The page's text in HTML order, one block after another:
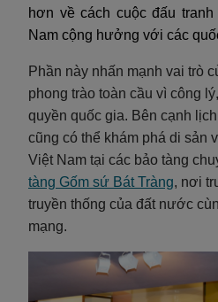
hơn về cách cuộc đấu
Nam cộng hưởng với các
Phần này nhấn mạnh vai trò
phong trào toàn cầu vì công
quyền quốc gia. Bên cạnh
cũng có thể khám phá di sản
Việt Nam tại các bảo tàng
tàng Gốm sứ Bát Tràng, nơi
truyền thống của đất nước
mạng.